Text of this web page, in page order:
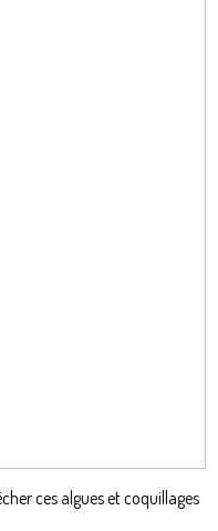
ces algues et coquillages